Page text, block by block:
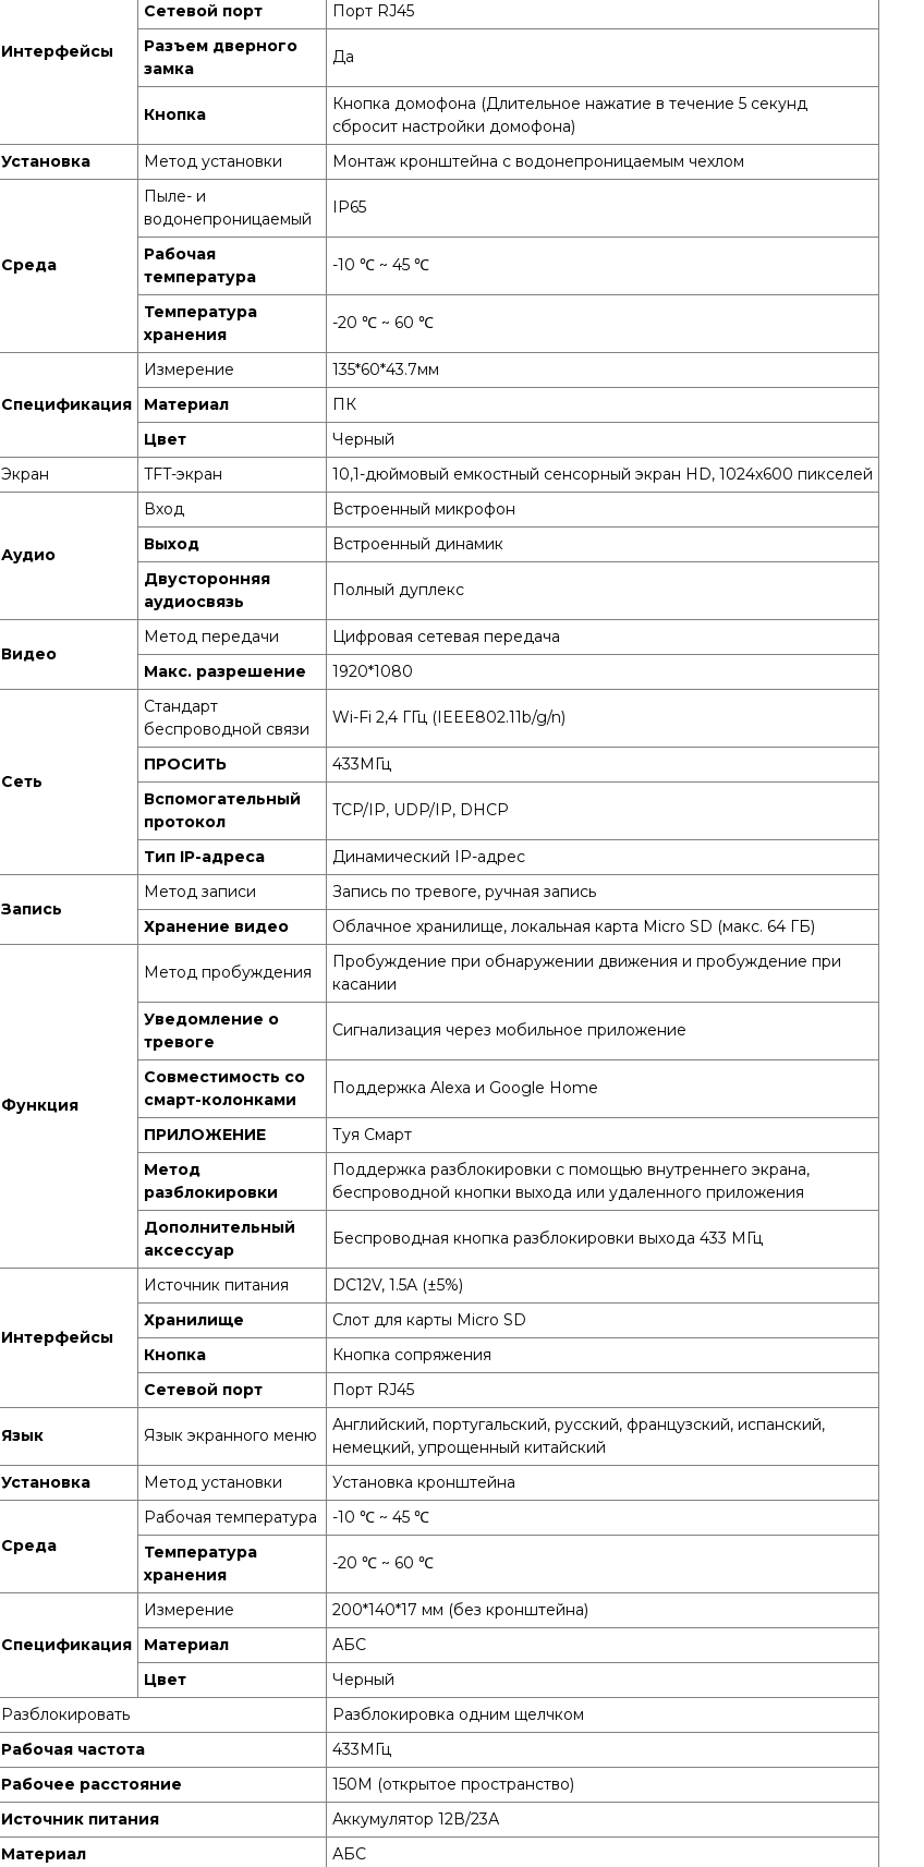
Интерфейсы
Сетевой порт
Порт RJ45
Разъем дверного
замка
Да
Кнопка
Кнопка домофона (Длительное нажатие в течение 5 секунд
сбросит настройки домофона)
Установка
Метод установки Монтаж кронштейна с водонепроницаемым чехлом
Среда
Пыле- и
водонепроницаемый
IP65
Рабочая
температура
-10 ℃ ~ 45 ℃
Температура
хранения
-20 ℃ ~ 60 ℃
Спецификация
Измерение
135*60*43.7мм
Материал
ПК
Цвет
Черный
Экран TFT-экран 10,1-дюймовый емкостный сенсорный экран HD, 1024x600 пикселей
Аудио
Вход
Встроенный микрофон
Выход
Встроенный динамик
Двусторонняя
аудиосвязь
Полный дуплекс
Видео
Метод передачи
Цифровая сетевая передача
Макс. разрешение
1920*1080
Сеть
Стандарт
беспроводной связи
Wi-Fi 2,4 ГГц (IEEE802.11b/g/n)
ПРОСИТЬ
433МГц
Вспомогательный
протокол
TCP/IP, UDP/IP, DHCP
Тип IP-адреса Динамический IP-адрес
Запись
Метод записи
Запись по тревоге, ручная запись
Хранение видео
Облачное хранилище, локальная карта Micro SD (макс. 64 ГБ)
Функция
Метод пробуждения
Пробуждение при обнаружении движения и пробуждение при
касании
Уведомление о
тревоге
Сигнализация через мобильное приложение
Совместимость со
смарт-колонками
Поддержка Alexa и Google Home
ПРИЛОЖЕНИЕ
Туя Смарт
Метод
разблокировки
Поддержка разблокировки с помощью внутреннего экрана,
беспроводной кнопки выхода или удаленного приложения
Дополнительный
аксессуар
Беспроводная кнопка разблокировки выхода 433 МГц
Интерфейсы
Источник питания
DC12V, 1.5A (±5%)
Хранилище
Слот для карты Micro SD
Кнопка
Кнопка сопряжения
Сетевой порт
Порт RJ45
Язык Язык экранного меню
Английский, португальский, русский, французский, испанский,
немецкий, упрощенный китайский
Установка
Метод установки Установка кронштейна
Среда
Рабочая температура
-10 ℃ ~ 45 ℃
Температура
хранения
-20 ℃ ~ 60 ℃
Спецификация
Измерение
200*140*17 мм (без кронштейна)
Материал
АБС
Цвет
Черный
Разблокировать
Разблокировка одним щелчком
Рабочая частота
433МГц
Рабочее расстояние
150M (открытое пространство)
Источник питания
Аккумулятор 12В/23А
Материал
АБС